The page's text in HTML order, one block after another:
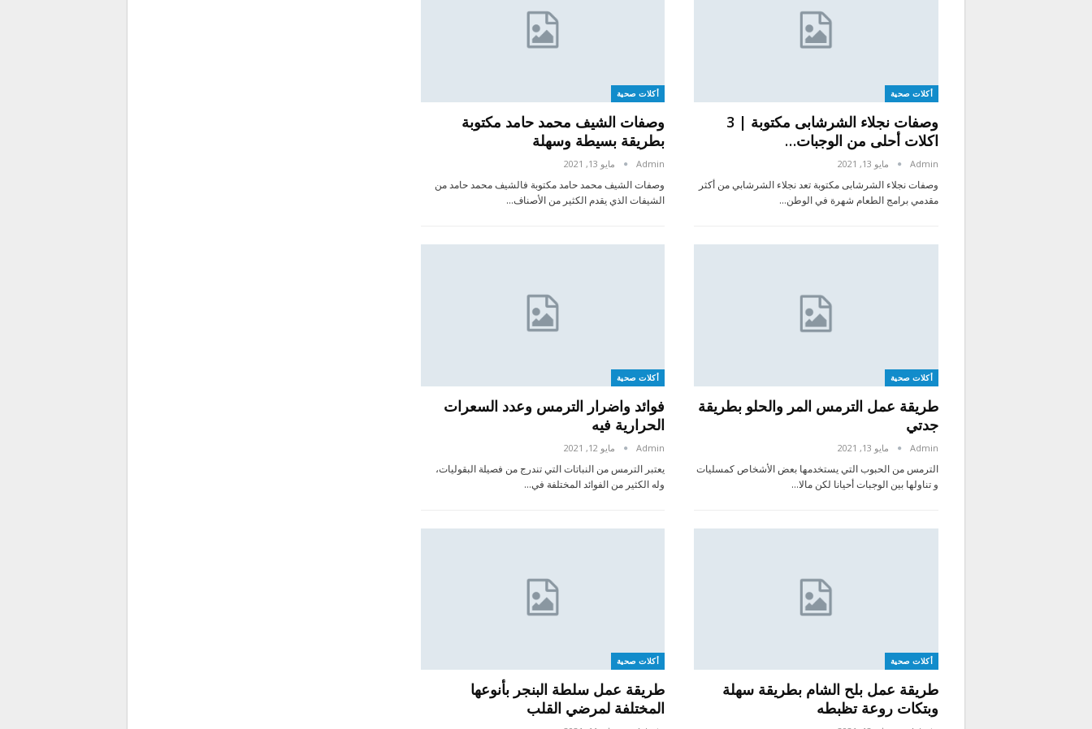
أكلات صحية
وصفات نجلاء الشرشابى مكتوبة | 3
اكلات أحلى من الوجبات…
Admin مايو 13, 2021
وصفات نجلاء الشرشابى مكتوبة تعد نجلاء الشرشابي من أكثر
مقدمي برامج الطعام شهرة في الوطن…
أكلات صحية
وصفات الشيف محمد حامد مكتوبة
بطريقة بسيطة وسهلة
Admin مايو 13, 2021
وصفات الشيف محمد حامد مكتوبة فالشيف محمد حامد من
الشيفات الذي يقدم الكثير من الأصناف…
أكلات صحية
طريقة عمل الترمس المر والحلو بطريقة
جدتي
Admin مايو 13, 2021
الترمس من الحبوب التي يستخدمها بعض الأشخاص كمسليات
و تناولها بين الوجبات أحيانا لكن مالا…
أكلات صحية
فوائد واضرار الترمس وعدد السعرات
الحرارية فيه
Admin مايو 12, 2021
يعتبر الترمس من النباتات التي تندرج من فصيلة البقوليات،
وله الكثير من الفوائد المختلفة في…
أكلات صحية
طريقة عمل بلح الشام بطريقة سهلة
وبتكات روعة تظبطه
أكلات صحية
طريقة عمل سلطة البنجر بأنوعها
المختلفة لمرضي القلب